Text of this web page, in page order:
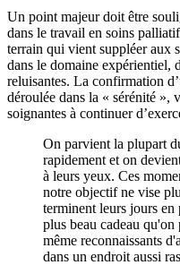
Un point majeur doit être
dans le travail en soins
terrain qui vient suppléer aux
dans le domaine expérientiel,
reluisantes. La confirmation
déroulée dans la « sérénité »,
soignantes à continuer
On parvient la plupart
rapidement et on
à leurs yeux. Ces
notre objectif ne vise
terminent leurs jours en
plus beau cadeau
même reconnaissants
dans un endroit aussi